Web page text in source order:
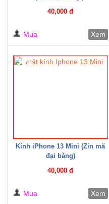
40,000 đ
Mua Xem
Kính iPhone 13 Mini (Zin mã
đại bàng)
40,000 đ
30%
Mua Xem